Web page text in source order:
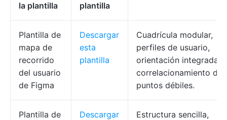
la plantilla
plantilla
Plantilla de
mapa de
recorrido
del usuario
de Figma
Descargar
esta
plantilla
Cuadrícula modular,
perfiles de usuario,
orientación integrada,
correlacionamiento de
puntos débiles.
Plantilla de
Descargar
Estructura sencilla,